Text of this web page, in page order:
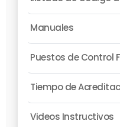
Manuales
Puestos de Control
Tiempo de
Videos Instructivos